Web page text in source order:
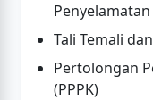
Penyelamatan
Tali Temali
Pertolongan
(PPPK)